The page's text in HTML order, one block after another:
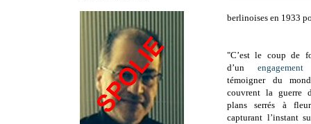
berlinoises en 1933
"C’est le coup de
d’un
témoigner du
couvrent la guerre
plans serrés à
capturant l’instant